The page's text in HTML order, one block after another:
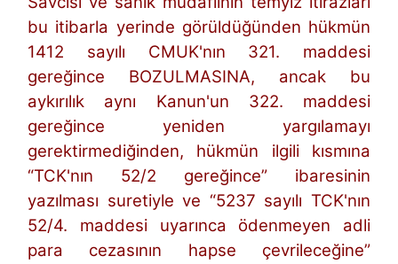
bu itibarla yerinde görüldüğünden hükmün
1412 sayılı CMUK'nın 321. maddesi
gereğince BOZULMASINA, ancak bu
aykırılık aynı Kanun'un 322. maddesi
gereğince yeniden yargılamayı
gerektirmediğinden, hükmün ilgili kısmına
“TCK'nın 52/2 gereğince” ibaresinin
yazılması suretiyle ve “5237 sayılı TCK'nın
52/4. maddesi uyarınca ödenmeyen adli
para cezasının hapse çevrileceğine”